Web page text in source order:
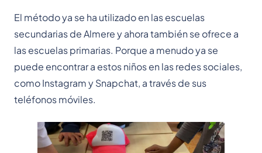
El método ya se ha utilizado en las escuelas
secundarias de Almere y ahora también se ofrece a
las escuelas primarias. Porque a menudo ya se
puede encontrar a estos niños en las redes sociales,
como Instagram y Snapchat, a través de sus
teléfonos móviles.